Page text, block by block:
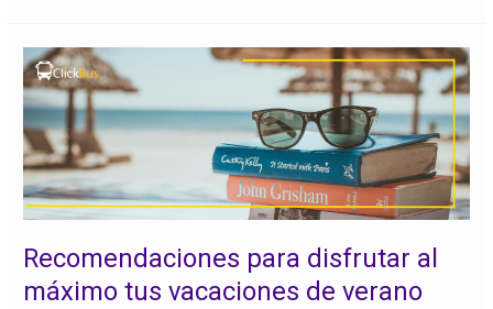
Recomendaciones para disfrutar al
máximo tus vacaciones de verano
Recomendaciones
para
disfrutar
al
máximo
tus
vacaciones
verano